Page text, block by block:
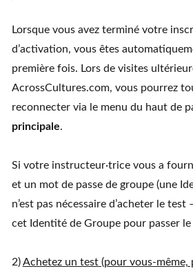
Lorsque vous avez terminé votre
d’activation, vous êtes
première fois. Lors de visites
AcrossCultures.com, vous pourrez
reconnecter via le menu du haut de
principale.
Si votre instructeur·trice vous a
et un mot de passe de groupe (une
n’est pas nécessaire d’acheter le
cet Identité de Groupe pour passer le
2)Achetez un test (pour vous-même,